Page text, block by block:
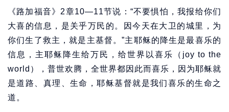
《路加福音》2章10—11节说：“不要惧怕，我报给你们
大喜的信息，是关乎万民的。因今天在大卫的城里，为
你们生了救主，就是主基督。”主耶稣的降生是最喜乐的
信息，主耶稣降生给万民，给世界以喜乐（joy to the
world），普世欢腾，全世界都因此而喜乐，因为耶稣就
是道路、真理、生命，耶稣基督就是我们喜乐的生命之
道。